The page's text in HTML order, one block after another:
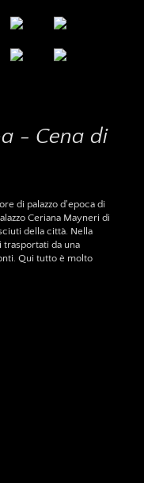
- Cena di
di palazzo d'epoca di
Ceriana Mayneri di
della città. Nella
da una
Qui tutto è molto